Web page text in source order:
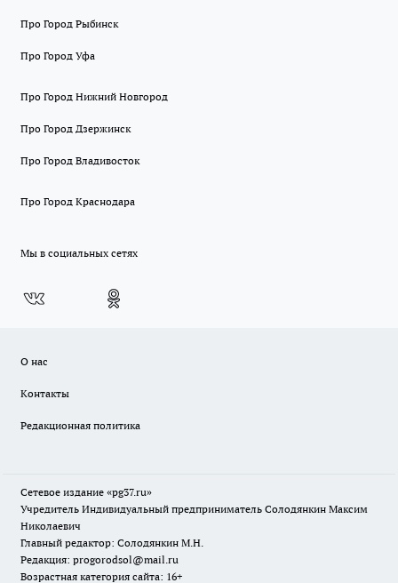
Про Город Рыбинск
Про Город Уфа
Про Город Нижний Новгород
Про Город Дзержинск
Про Город Владивосток
Про Город Краснодара
Мы в социальных сетях
О нас
Контакты
Редакционная политика
Сетевое издание «pg37.ru»
Учредитель Индивидуальный предприниматель Солодянкин Максим
Николаевич
Главный редактор: Солодянкин М.Н.
Редакция: progorodsol@mail.ru
Возрастная категория сайта: 16+